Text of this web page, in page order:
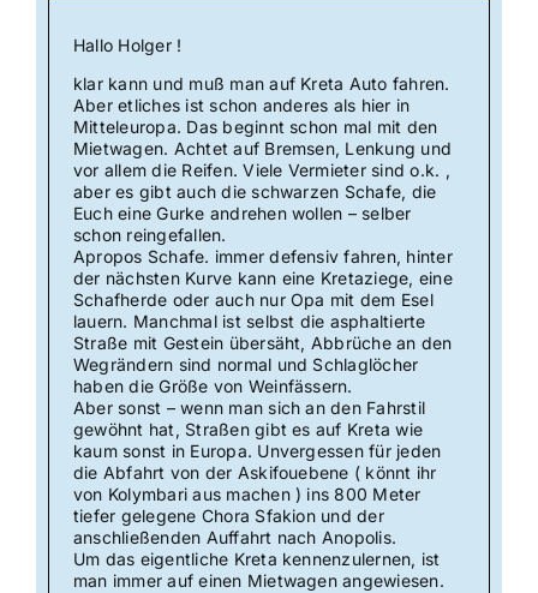
Hallo Holger !
klar kann und muß man auf Kreta Auto fahren.
Aber etliches ist schon anderes als hier in
Mitteleuropa. Das beginnt schon mal mit den
Mietwagen. Achtet auf Bremsen, Lenkung und
vor allem die Reifen. Viele Vermieter sind o.k. ,
aber es gibt auch die schwarzen Schafe, die
Euch eine Gurke andrehen wollen – selber
schon reingefallen.
Apropos Schafe. immer defensiv fahren, hinter
der nächsten Kurve kann eine Kretaziege, eine
Schafherde oder auch nur Opa mit dem Esel
lauern. Manchmal ist selbst die asphaltierte
Straße mit Gestein übersäht, Abbrüche an den
Wegrändern sind normal und Schlaglöcher
haben die Größe von Weinfässern.
Aber sonst – wenn man sich an den Fahrstil
gewöhnt hat, Straßen gibt es auf Kreta wie
kaum sonst in Europa. Unvergessen für jeden
die Abfahrt von der Askifouebene ( könnt ihr
von Kolymbari aus machen ) ins 800 Meter
tiefer gelegene Chora Sfakion und der
anschließenden Auffahrt nach Anopolis.
Um das eigentliche Kreta kennenzulernen, ist
man immer auf einen Mietwagen angewiesen.